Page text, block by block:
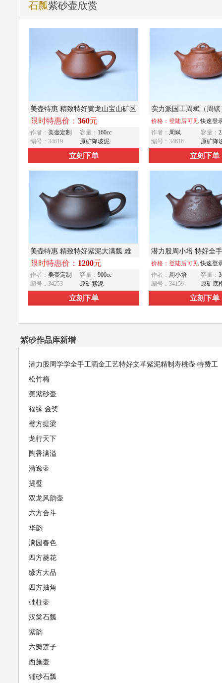
石瓢紫砂壶欣赏
美壶特惠 精致特好黄龙山宝山矿区
红降坡泥小子冶石瓢壶
限时特惠价： 360元
作者： 美壶定制 容量： 160cc
编号：34619
原矿降坡泥
立刻下单
实力派国工周斌（周
坡泥全手工子冶石瓢
水
价格：登陆后可见快速登
作者： 周斌 容量：
编号：34616
原矿降
立刻下单
美壶特惠 精致特好紫泥大满瓢 难
度大 足足做了一个多星期
限时特惠价： 1200元
作者： 美壶定制 容量： 900cc
编号：34253
原矿紫泥
立刻下单
潜力股周小培 特好全
冶石瓢 此是诗仙坡老
雨前茶
价格：登陆后可见快速登
作者： 周小培 容量：
编号：34159
原矿底
立刻下单
紫砂作品库新增
潜力股周学学全手工洒金工艺特好文革紫泥精制寿桃壶 特费工
松竹梅
美紫砂壶
福缘 金奖
璧方提梁
龙行天下
陶香满溢
清逸壶
提璧
双龙风韵壶
六方合斗
华韵
满园春色
四方菱花
缘方大品
四方抽角
础柱壶
汉棠石瓢
紫韵
六瓣莲子
西施壶
铺砂石瓢